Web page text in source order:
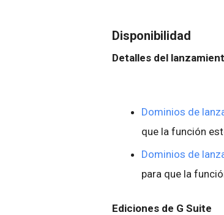
Disponibilidad
Detalles del
Dominios de
que la función
Dominios de
para que la
Ediciones de G Suite